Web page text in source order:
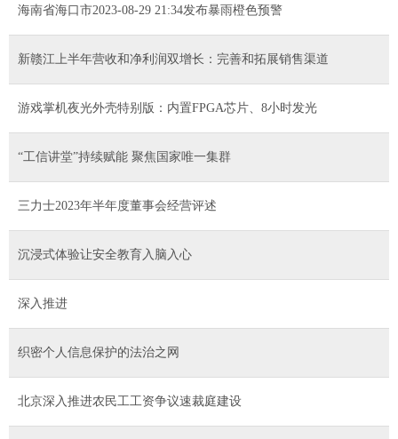
海南省海口市2023-08-29 21:34发布暴雨橙色预警
新赣江上半年营收和净利润双增长：完善和拓展销售渠道
游戏掌机夜光外壳特别版：内置FPGA芯片、8小时发光
“工信讲堂”持续赋能 聚焦国家唯一集群
三力士2023年半年度董事会经营评述
沉浸式体验让安全教育入脑入心
深入推进
织密个人信息保护的法治之网
北京深入推进农民工工资争议速裁庭建设